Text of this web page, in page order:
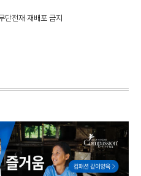
전재·재배포 금지